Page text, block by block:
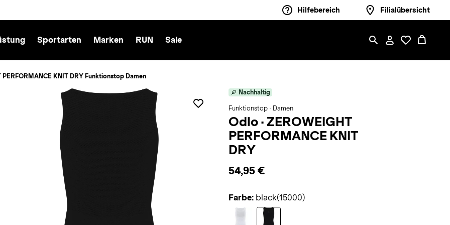
Hilfebereich Filialübersicht
Sportarten Marken RUN Sale
PERFORMANCE KNIT DRY Funktionstop Damen
Nachhaltig
Funktionstop · Damen
Odlo · ZEROWEIGHT
PERFORMANCE KNIT
DRY
54,95 €
Farbe: black(15000)